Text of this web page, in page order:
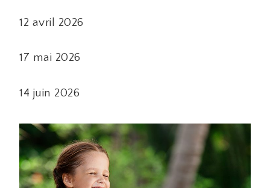
12 avril 2026
17 mai 2026
14 juin 2026